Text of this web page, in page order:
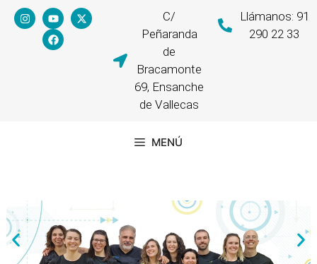
C/
Peñaranda
de
Bracamonte
69, Ensanche
de Vallecas
Llámanos: 91
290 22 33
MENÚ